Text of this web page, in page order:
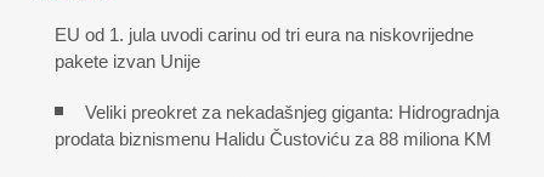
EU od 1. jula uvodi carinu od tri eura na niskovrijedne
pakete izvan Unije
Veliki preokret za nekadašnjeg giganta: Hidrogradnja
prodata biznismenu Halidu Čustoviću za 88 miliona KM